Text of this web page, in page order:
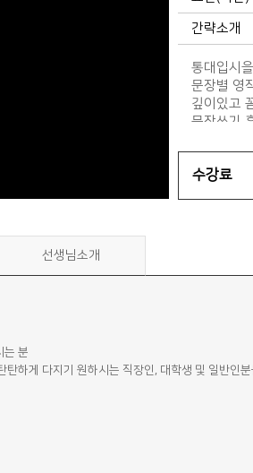
간략소개
통대입시
문장별 영
깊이있고
문장쓰기
수강료
선생님소개
는 분
탄하게 다지기 원하시는 직장인, 대학생 및 일반인분